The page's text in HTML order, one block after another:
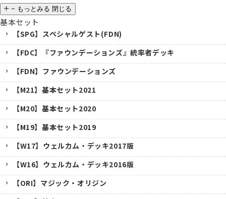
− もっとみる 閉じる
基本セット
【SPG】スペシャルゲスト(FDN)
【FDC】『ファウンデーションズ』統率者デッキ
【FDN】ファウンデーションズ
【M21】基本セット2021
【M20】基本セット2020
【M19】基本セット2019
【W17】ウェルカム・デッキ2017版
【W16】ウェルカム・デッキ2016版
【ORI】マジック・オリジン